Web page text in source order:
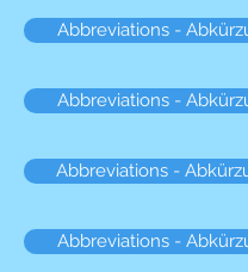
Abbreviations -
Abbreviations -
Abbreviations -
Abbreviations -